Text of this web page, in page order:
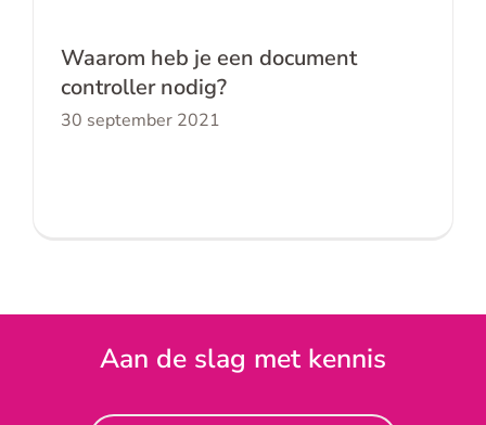
Waarom heb je een document
controller nodig?
30 september 2021
Aan de slag met kennis